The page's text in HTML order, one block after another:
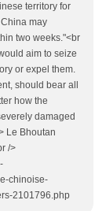
territory for
may
two weeks."<br
aim to seize
or expel them.
should bear all
how the
damaged
Le Bhoutan
/>
chinoise-
2101796.php